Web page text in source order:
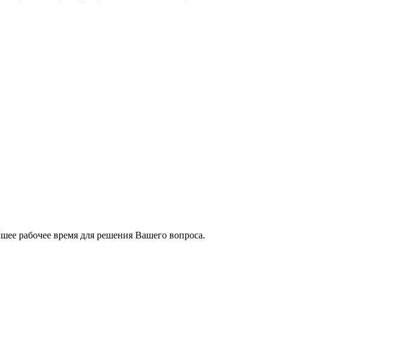
рабочее время для решения Вашего вопроса.